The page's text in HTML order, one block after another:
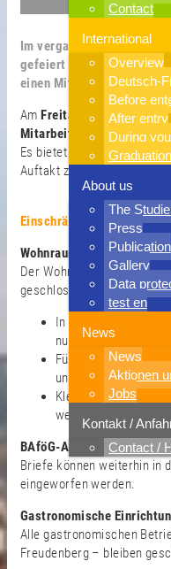
Contact
International
Overview
Deutsch-
Before
After entry
During
About us
The
Press
Publication
Gallery
Data
test en
News
News
Aktionen
Jobs
Kontakt /
Contact /
Im vergangenen Jahr
gefeiert – ein besonderer
einen Mitarbeitendentag
AmFreitag, den
Mitarbeitenden-Event
Es bietet Raum für
Auftakt zu unserem
Einschränkungen am
WohnraumService
Der WohnraumService
geschlossen.
In dringenden Fällen
nutzen (bei Einzug
Für echte
und
Kleinere Anliegen
werden.
BAföG-Amt geschlossen
Briefe können weiterhin in
eingeworfen werden.
Gastronomische
Alle gastronomischen
Freudenberg – bleiben